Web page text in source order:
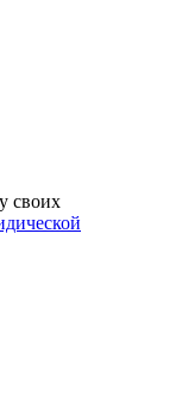
своих